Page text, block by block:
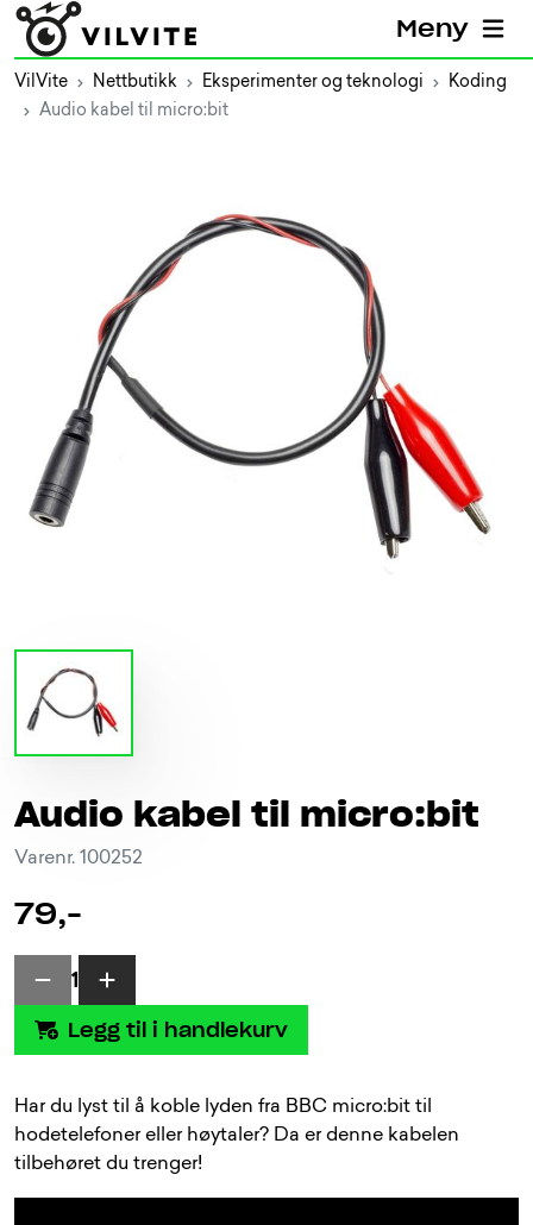
Meny
VilVite Nettbutikk Eksperimenter og teknologi
Koding
Audio kabel til micro:bit
Audio kabel til micro:bit
Varenr. 100252
79,-
1
Legg til i handlekurv
Har du lyst til å koble lyden fra BBC micro:bit til
hodetelefoner eller høytaler? Da er denne kabelen
tilbehøret du trenger!